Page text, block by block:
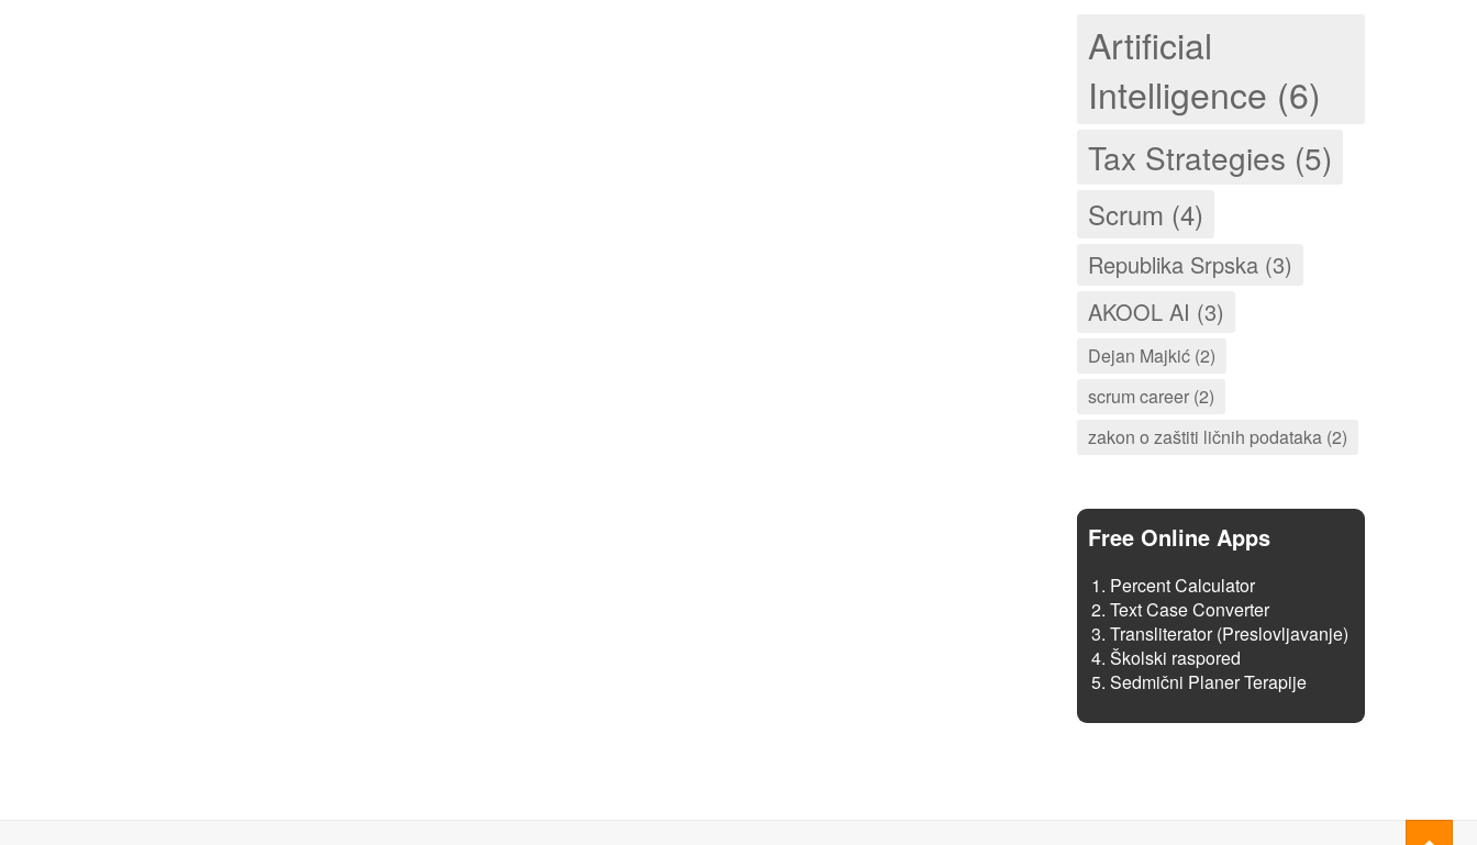
Artificial
Intelligence (6)
Tax Strategies (5)
Scrum (4)
Republika Srpska (3)
AKOOL AI (3)
Dejan Majkić (2)
scrum career (2)
zakon o zaštiti ličnih podataka (2)
Free Online Apps
Percent Calculator
Text Case Converter
Transliterator (Preslovljavanje)
Školski raspored
Sedmični Planer Terapije